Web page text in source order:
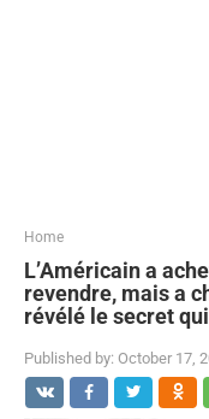
Home
L’Américain a
revendre, mais a
révélé le secret
Published by: October 17,